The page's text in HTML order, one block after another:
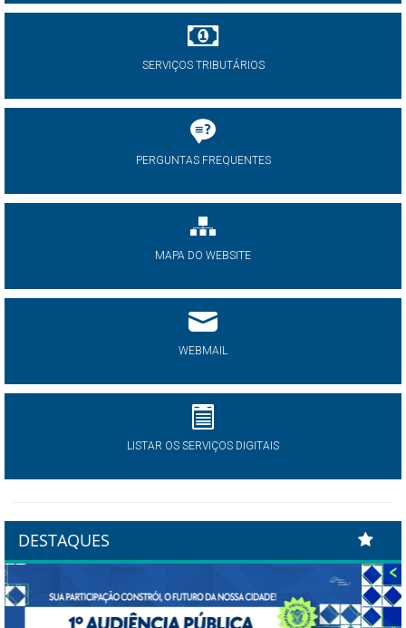
SERVIÇOS TRIBUTÁRIOS
PERGUNTAS FREQUENTES
MAPA DO WEBSITE
WEBMAIL
LISTAR OS SERVIÇOS DIGITAIS
DESTAQUES